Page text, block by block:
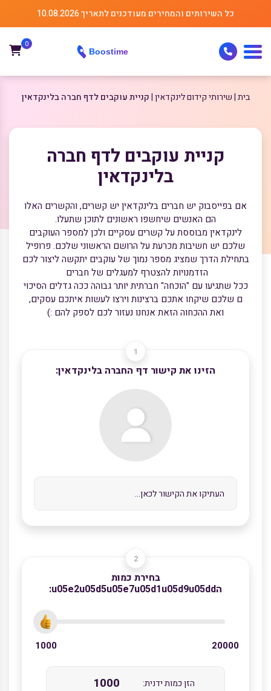
כל השירותים והמחירים מעודכנים לתאריך 10.08.2026
0
בית שירותי קידום לינקדאין קניית עוקבים לדף חברה בלינקדאין
קניית עוקבים לדף חברה
בלינקדאין
אם בפייסבוק יש חברים בלינקדאין יש קשרים, והקשרים האלו
הם האנשים שיחשפו ראשונים לתוכן שתעלו.
לינקדאין מבוססת על קשרים עסקיים ולכן למספר העוקבים
שלכם יש חשיבות מכרעת על הרושם הראשוני שלכם. פרופיל
בתחילת הדרך שמציג מספר נמוך של עוקבים יתקשה ליצור לכם
הזדמנויות להצטרף למעגלים של חברים
ככל שתגיעו עם "הוכחה" חברתית יותר גבוהה ככה גדלים הסיכוי
ם שלכם שיקחו אתכם ברצינות וירצו לעשות איתכם עסקים,
ואת ההכחוה הזאת אנחנו נעזור לכם לספק להם :)
הזינו את קישור דף החברה בלינקדאין:
בחירת כמות
הu05e2u05d5u05e7u05d1u05d9u05dd:
20000
1000
הזן כמות ידנית: